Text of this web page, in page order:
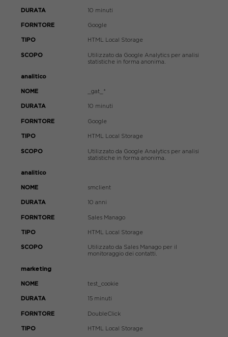
10 minuti
Google
HTML Local Storage
Utilizzato da Google Analytics per analisi
statistiche in forma anonima.
analitico
_gat_*
10 minuti
Google
HTML Local Storage
Utilizzato da Google Analytics per analisi
statistiche in forma anonima.
analitico
smclient
10 anni
Sales Manago
HTML Local Storage
Utilizzato da Sales Manago per il
monitoraggio dei contatti.
marketing
test_cookie
15 minuti
DoubleClick
HTML Local Storage